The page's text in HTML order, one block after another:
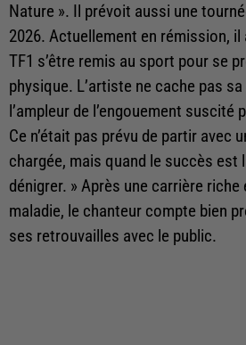
Nature ». Il prévoit aussi une
2026. Actuellement en rémission, il
TF1 s’être remis au sport pour se
physique. L’artiste ne cache pas
l’ampleur de l’engouement suscité
Ce n’était pas prévu de partir avec
chargée, mais quand le succès est
dénigrer. » Après une carrière
maladie, le chanteur compte bien
ses retrouvailles avec le public.